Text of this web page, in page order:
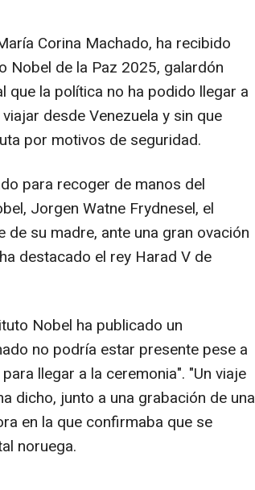
Corina Machado, ha recibido
Nobel de la Paz 2025, galardón
que la política no ha podido llegar a
desde Venezuela y sin que
por motivos de seguridad.
para recoger de manos del
Jorgen Watne Frydnesel, el
su madre, ante una gran ovación
destacado el rey Harad V de
Nobel ha publicado un
no podría estar presente pese a
llegar a la ceremonia". "Un viaje
dicho, junto a una grabación de una
en la que confirmaba que se
noruega.